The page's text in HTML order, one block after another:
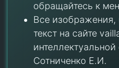
обращайтесь к
Все
текст на сайте
Сотниченко Е.И.